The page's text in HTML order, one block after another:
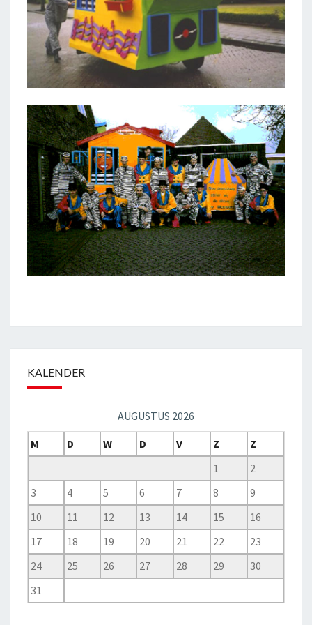
KALENDER
AUGUSTUS 2026
M
D W D V Z
Z
1
2
3
4 5 6 7 8
9
10
11 12 13 14 15
16
17
18 19 20 21 22
23
24
25 26 27 28 29
30
31